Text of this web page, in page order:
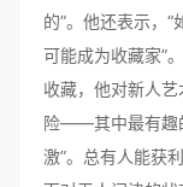
的”。他还表示，
可能成为收藏家”
收藏，他对新人
险——其中最有趣
激”。总有人能获